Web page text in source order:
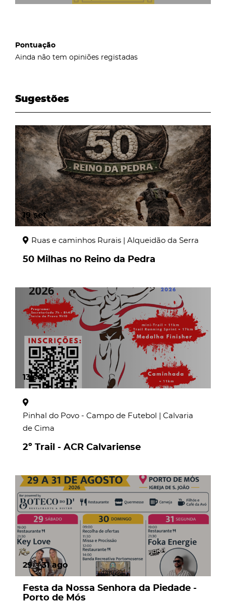
Pontuação
Ainda não tem opiniões registadas
Sugestões
page
19 set
Ruas e caminhos Rurais | Alqueidão da Serra
50 Milhas no Reino da Pedra
page
13 set
Pinhal do Povo - Campo de Futebol | Calvaria
de Cima
2º Trail - ACR Calvariense
page
29 a 31 ago
Festa da Nossa Senhora da Piedade -
Porto de Mós